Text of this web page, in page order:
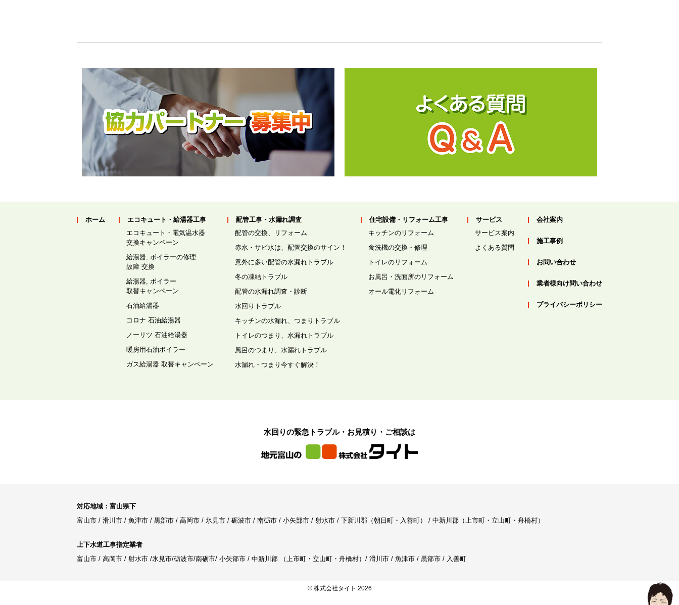
ホーム
エコキュート・給湯器工事
エコキュート・電気温水器
交換キャンペーン
給湯器, ボイラーの修理
故障 交換
給湯器, ボイラー
取替キャンペーン
石油給湯器
コロナ 石油給湯器
ノーリツ 石油給湯器
暖房用石油ボイラー
ガス給湯器 取替キャンペーン
配管工事・水漏れ調査
配管の交換、リフォーム
赤水・サビ水は、配管交換のサイン！
意外に多い配管の水漏れトラブル
冬の凍結トラブル
配管の水漏れ調査・診断
水回りトラブル
キッチンの水漏れ、つまりトラブル
トイレのつまり、水漏れトラブル
風呂のつまり、水漏れトラブル
水漏れ・つまり今すぐ解決！
住宅設備・リフォーム工事
キッチンのリフォーム
食洗機の交換・修理
トイレのリフォーム
お風呂・洗面所のリフォーム
オール電化リフォーム
サービス
サービス案内
よくある質問
会社案内
施工事例
お問い合わせ
業者様向け問い合わせ
プライバシーポリシー
水回りの緊急トラブル・お見積り・ご相談は
対応地域：富山県下
富山市 / 滑川市 / 魚津市 / 黒部市 / 高岡市 / 氷見市 / 砺波市 / 南砺市 / 小矢部市 / 射水市 / 下新川郡（朝日町・入善町） / 中新川郡（上市町・立山町・舟橋村）
上下水道工事指定業者
富山市 / 高岡市 / 射水市 /氷見市/砺波市/南砺市/ 小矢部市 / 中新川郡 （上市町・立山町・舟橋村）/ 滑川市 / 魚津市 / 黒部市 / 入善町
© 株式会社タイト 2026